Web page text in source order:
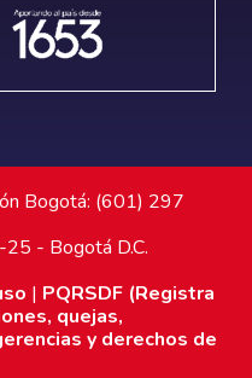
Bogotá: (601) 297
- Bogotá D.C.
| PQRSDF (Registra
quejas,
y derechos de